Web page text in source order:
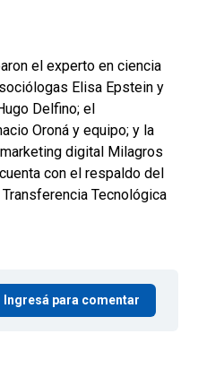
el experto en ciencia
Elisa Epstein y
Delfino; el
Oroná y equipo; y la
digital Milagros
con el respaldo del
Tecnológica
Ingresá para comentar